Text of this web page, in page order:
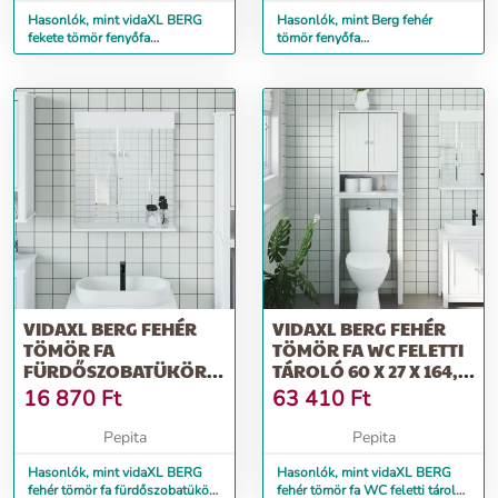
Hasonlók, mint vidaXL BERG
fekete tömör fenyőfa
fürdőszobaszekrény 69,5 x 34 x
Hasonlók, mint Berg fehér
tömör fenyőfa
fürdőszobaszekrény 40 x 34 x
VIDAXL BERG FEHÉR
TÖMÖR FA
FÜRDŐSZOBATÜKÖR
POLCCAL 60 X 12 X 70
CM
16 870 Ft
Pepita
Hasonlók, mint vidaXL BERG
fehér tömör fa fürdőszobatükör
VIDAXL BERG FEHÉR
TÖMÖR FA WC FELETTI
TÁROLÓ 60 X 27 X 164,5
CM
63 410 Ft
Pepita
Hasonlók, mint vidaXL BERG
fehér tömör fa WC feletti tároló